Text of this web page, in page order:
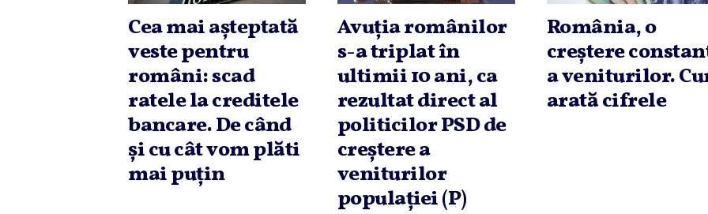
Cea mai aşteptată
veste pentru
români: scad
ratele la creditele
bancare. De când
şi cu cât vom plăti
mai puţin
Avuţia românilor
s-a triplat în
ultimii 10 ani, ca
rezultat direct al
politicilor PSD de
creştere a
veniturilor
populaţiei (P)
România, o
creştere
a veniturilor.
arată cifrele